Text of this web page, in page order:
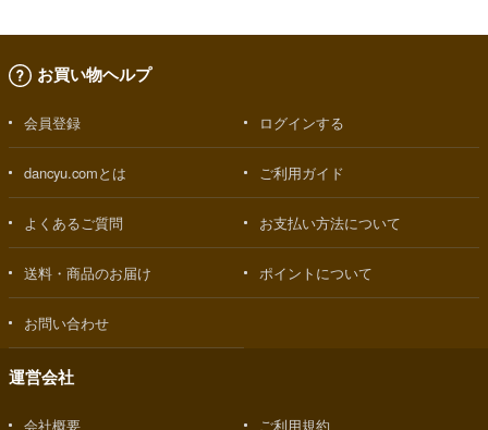
お買い物ヘルプ
会員登録 ログインする
dancyu.comとは ご利用ガイド
よくあるご質問 お支払い方法について
送料・商品のお届け ポイントについて
お問い合わせ
運営会社
会社概要 ご利用規約